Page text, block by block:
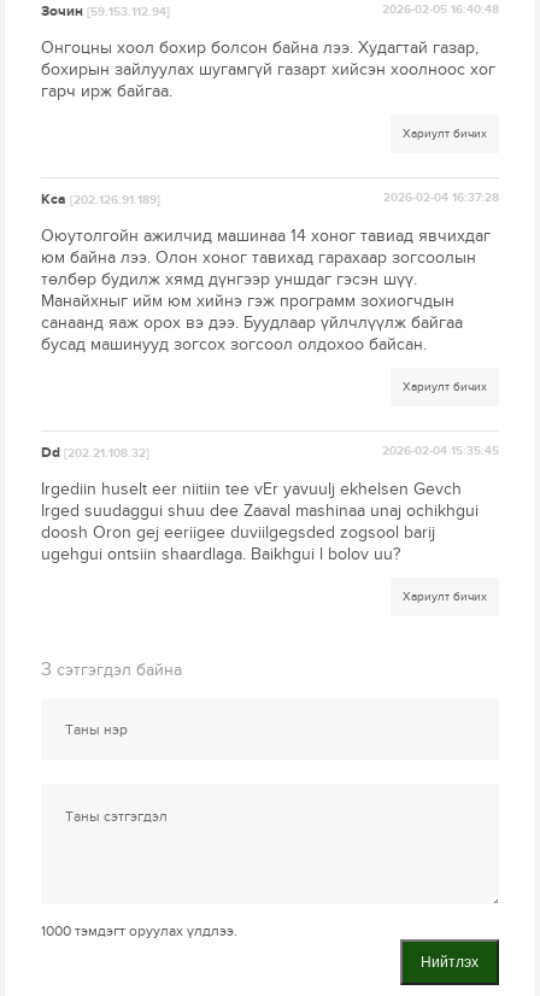
Зочин[59.153.112.94] 2026-02-05 16:40:48
Онгоцны хоол бохир болсон байна лээ. Худагтай газар,
бохирын зайлуулах шугамгүй газарт хийсэн хоолноос хог
гарч ирж байгаа.
Хариулт бичих
Kca[202.126.91.189] 2026-02-04 16:37:28
Оюутолгойн ажилчид машинаа 14 хоног тавиад явчихдаг
юм байна лээ. Олон хоног тавихад гарахаар зогсоолын
төлбөр будилж хямд дүнгээр уншдаг гэсэн шүү.
Манайхныг ийм юм хийнэ гэж программ зохиогчдын
санаанд яаж орох вэ дээ. Буудлаар үйлчлүүлж байгаа
бусад машинууд зогсох зогсоол олдохоо байсан.
Хариулт бичих
Dd[202.21.108.32] 2026-02-04 15:35:45
Irgediin huselt eer niitiin tee vEr yavuulj ekhelsen Gevch
Irged suudaggui shuu dee Zaaval mashinaa unaj ochikhgui
doosh Oron gej eeriigee duviilgegsded zogsool barij
ugehgui ontsiin shaardlaga. Baikhgui l bolov uu?
Хариулт бичих
3 сэтгэгдэл байна
1000 тэмдэгт оруулах үлдлээ.
Нийтлэх